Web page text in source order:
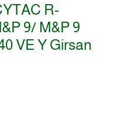
R-
9/ M&P 9
VE Y Girsan